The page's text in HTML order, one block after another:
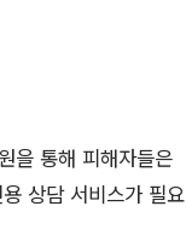
을 통해 피해자들은
상담 서비스가 필요